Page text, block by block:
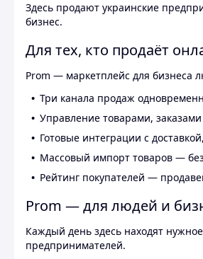
Здесь продают украинские
бизнес.
Для тех, кто продаёт
Prom — маркетплейс для бизнеса
Три канала продаж
Управление товарами,
Готовые интеграции с
Массовый импорт товаров —
Рейтинг покупателей —
Prom — для людей и
Каждый день здесь находят
предпринимателей.